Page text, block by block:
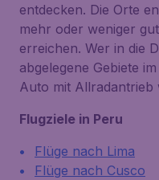
entdecken. Die Orte
mehr oder weniger
erreichen. Wer in die
abgelegene Gebiete
Auto mit Allradantrieb
Flugziele in Peru
Flüge nach Lima
Flüge nach Cusco